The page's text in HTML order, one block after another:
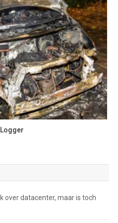
over datacenter, maar is toch